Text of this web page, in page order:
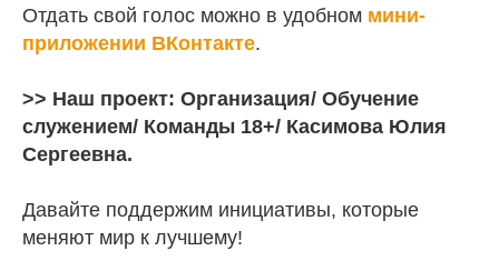
Отдать свой голос можно в удобном мини-
приложении ВКонтакте.
>> Наш проект: Организация/ Обучение
служением/ Команды 18+/ Касимова Юлия
Сергеевна.
Давайте поддержим инициативы, которые
меняют мир к лучшему!